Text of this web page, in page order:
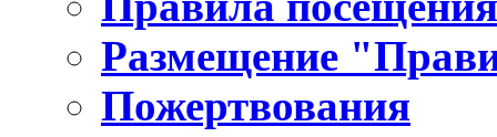
Размещение
Пожертвования